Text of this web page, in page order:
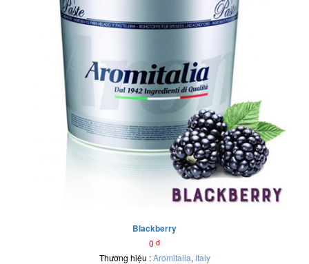
Blackberry
0 đ
Thương hiệu :Aromitalia, Italy